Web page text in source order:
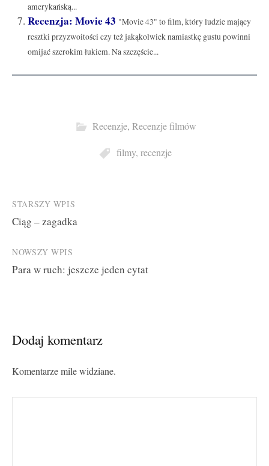
amerykańską...
Recenzja: Movie 43 "Movie 43" to film, który ludzie mający
resztki przyzwoitości czy też jakąkolwiek namiastkę gustu powinni
omijać szerokim łukiem. Na szczęście...
Recenzje, Recenzje filmów
filmy, recenzje
Post
navigation
STARSZY WPIS
Ciąg – zagadka
NOWSZY WPIS
Para w ruch: jeszcze jeden cytat
Dodaj komentarz
Komentarze mile widziane.